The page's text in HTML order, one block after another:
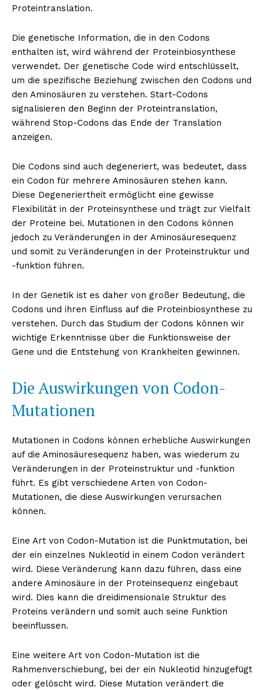
Erhalte unseren
kostenlosen Newsletter
Proteintranslation.
Die genetische Information, die in den Codons
enthalten ist, wird während der Proteinbiosynthese
verwendet. Der genetische Code wird entschlüsselt,
um die spezifische Beziehung zwischen den Codons und
den Aminosäuren zu verstehen. Start-Codons
signalisieren den Beginn der Proteintranslation,
während Stop-Codons das Ende der Translation
anzeigen.
Die Codons sind auch degeneriert, was bedeutet, dass
ein Codon für mehrere Aminosäuren stehen kann.
Diese Degeneriertheit ermöglicht eine gewisse
Flexibilität in der Proteinsynthese und trägt zur Vielfalt
der Proteine bei. Mutationen in den Codons können
jedoch zu Veränderungen in der Aminosäuresequenz
und somit zu Veränderungen in der Proteinstruktur und
-funktion führen.
In der Genetik ist es daher von großer Bedeutung, die
Codons und ihren Einfluss auf die Proteinbiosynthese zu
verstehen. Durch das Studium der Codons können wir
wichtige Erkenntnisse über die Funktionsweise der
Gene und die Entstehung von Krankheiten gewinnen.
Die Auswirkungen von Codon-
Mutationen
Mutationen in Codons können erhebliche Auswirkungen
auf die Aminosäuresequenz haben, was wiederum zu
Veränderungen in der Proteinstruktur und -funktion
führt. Es gibt verschiedene Arten von Codon-
Mutationen, die diese Auswirkungen verursachen
können.
Eine Art von Codon-Mutation ist die Punktmutation, bei
der ein einzelnes Nukleotid in einem Codon verändert
wird. Diese Veränderung kann dazu führen, dass eine
andere Aminosäure in der Proteinsequenz eingebaut
wird. Dies kann die dreidimensionale Struktur des
Proteins verändern und somit auch seine Funktion
beeinflussen.
Eine weitere Art von Codon-Mutation ist die
Rahmenverschiebung, bei der ein Nukleotid hinzugefügt
oder gelöscht wird. Diese Mutation verändert die